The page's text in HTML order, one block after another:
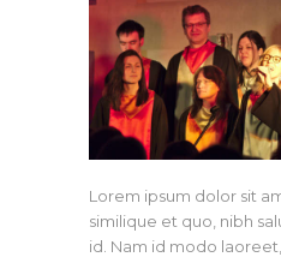
Lorem ipsum dolor sit
similique et quo, nibh
id. Nam id modo